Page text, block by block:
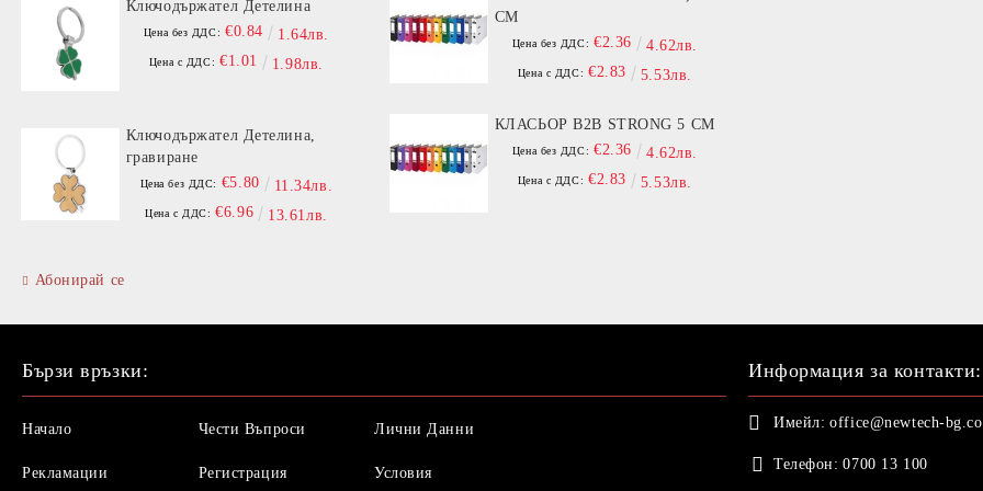
Ключодържател Детелина
Цена без ДДС: €0.84 1.64лв.
Цена с ДДС: €1.01 1.98лв.
Ключодържател Детелина,
гравиране
Цена без ДДС: €5.80 11.34лв.
Цена с ДДС: €6.96 13.61лв.
Абонирай се
СМ
Цена без ДДС: €2.36 4.62лв.
Цена с ДДС: €2.83 5.53лв.
КЛАСЬОР B2B STRONG 5 СМ
Цена без ДДС: €2.36 4.62лв.
Цена с ДДС: €2.83 5.53лв.
Бързи връзки:
Начало
Рекламации
Чести Въпроси
Регистрация
Лични Данни
Условия
Информация за контакти:
Имейл: office@newtech-
Телефон: 0700 13 100